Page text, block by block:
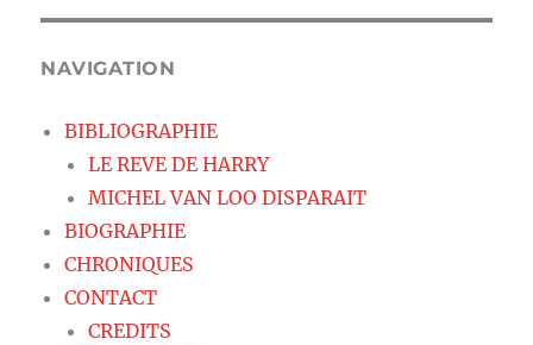
NAVIGATION
BIBLIOGRAPHIE
LE REVE DE HARRY
MICHEL VAN LOO DISPARAIT
BIOGRAPHIE
CHRONIQUES
CONTACT
CREDITS